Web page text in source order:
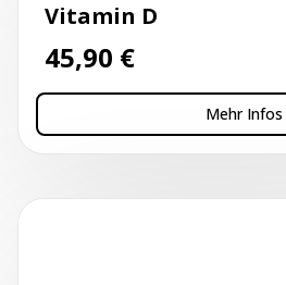
Vitamin D
45,90 €
Mehr Infos